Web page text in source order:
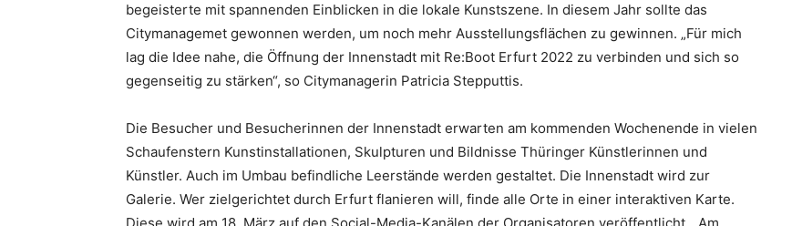
begeisterte mit spannenden Einblicken in die lokale Kunstszene. In diesem Jahr sollte das
Citymanagemet gewonnen werden, um noch mehr Ausstellungsflächen zu gewinnen. „Für mich
lag die Idee nahe, die Öffnung der Innenstadt mit Re:Boot Erfurt 2022 zu verbinden und sich so
gegenseitig zu stärken“, so Citymanagerin Patricia Stepputtis.
Die Besucher und Besucherinnen der Innenstadt erwarten am kommenden Wochenende in vielen
Schaufenstern Kunstinstallationen, Skulpturen und Bildnisse Thüringer Künstlerinnen und
Künstler. Auch im Umbau befindliche Leerstände werden gestaltet. Die Innenstadt wird zur
Galerie. Wer zielgerichtet durch Erfurt flanieren will, finde alle Orte in einer interaktiven Karte.